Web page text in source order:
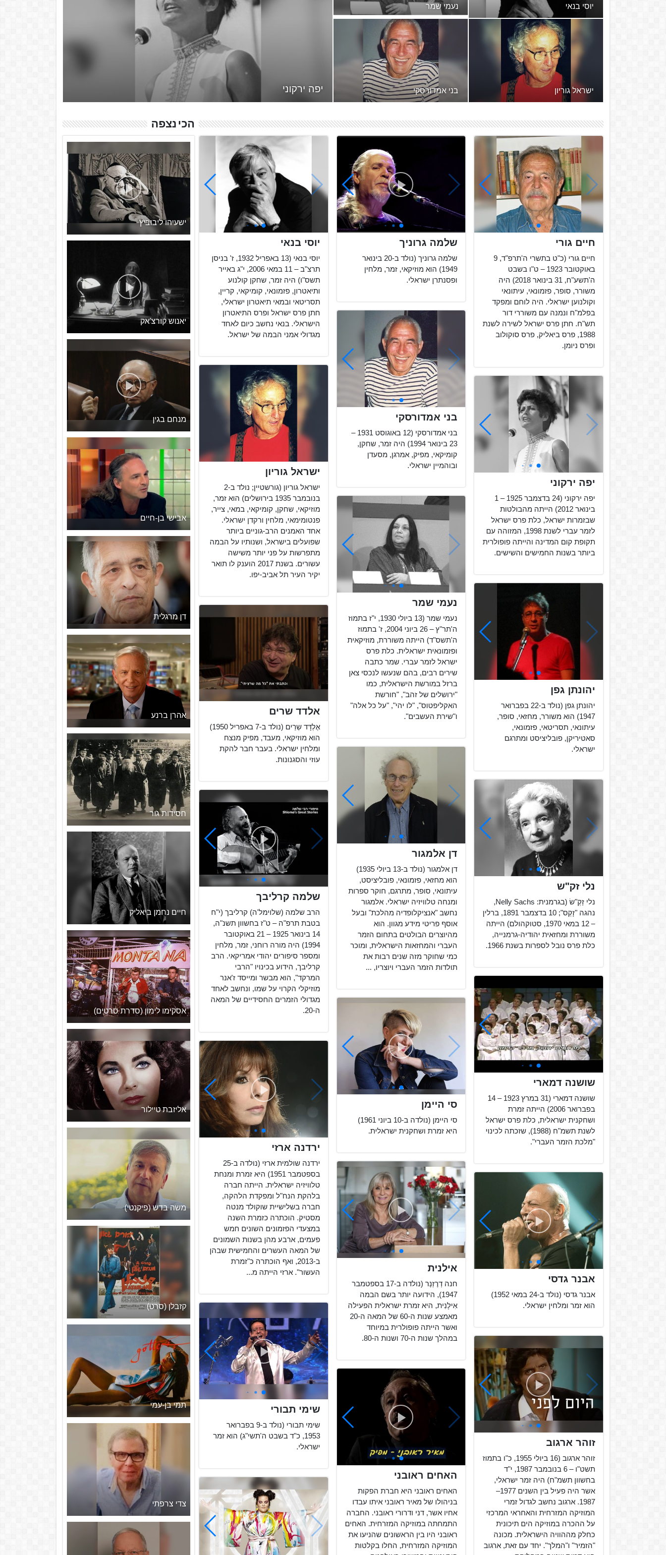
יפה ירקוני
נעמי שמר
בתמוז ה'תשס"ד) הייתה משוררת,
מוזיקאית ופזמונאית ישראלית...
יהונתן גפן
יהונתן גפן (נולד ב-22 בפברואר
1947) הוא משורר, מחזאי, סופר,
עיתונאי, תסריטאי, פזמונאי,
סאטיריקן, פובליציסט ומתרגם
אלדד שרים
מנצח ומלחין ישראלי. בעבר חבר
להקת עוזי והסגנונות.
דן אלמגור
עיתונאי, סופר, מתרגם, חוקר
ספרות ומנחה טלוויזיה ישראל...
חיים גורי
חיים גורי (כ"ט בתשרי ה'תרפ"ד, 9
באוקטובר 1923 – ט"ו בשבט
ה'תשע"ח, 31 בינואר 2018) היה
משורר, סופר, פזמונאי, עיתונאי
וקולנוען ישראלי. היה לוחם ומפקד
בפלמ"ח ונמנה עם משוררי דור
תש"ח. חתן פרס ישראל לשירה לשנת
1988, פרס ביאליק, פרס סוקולוב
ופרס ניומן.
שלמה גרוניך
שלמה גרוניך (נולד ב-20 בינואר
1949) הוא מוזיקאי, זמר, מלחין
ופסנתרן ישראלי.
יוסי בנאי
יוסי בנאי (13 באפריל 1932, ז' בניסן
תרצ"ב – 11 במאי 2006, י"ג באייר
תשס"ו) היה זמר, שחקן קולנוע
ותיאטרון, פזמונאי, קומיקאי, קריין,
תסריטאי ובמאי תיאטרון ישראלי,
חתן פרס ישראל ופרס התיאטרון
הישראלי. בנאי נחשב כיום לאחד
מגדולי אמני הבמה של ישראל.
בני אמדורסקי
בני אמדורסקי (12 באוגוסט 1931 –
23 בינואר 1994) היה זמר, שחקן,
קומיקאי, מפיק, אמרגן, מסעדן
ובוהמיין ישראלי.
ישראל גוריון
ישראל גוריון (גורשטיין; נולד ב-2
בנובמבר 1935 בירושלים) הוא זמר,
מוזיקאי, שחקן, קומיקאי, במאי, צייר,
פנטומימאי, מלחין ורקדן ישראלי.
אחד האמנים הרב-גוניים ביותר
שפועלים בישראל, ושנותיו על הבמה
מתפרשות על פני יותר משישה
עשורים. בשנת 2017 הוענק לו תואר
יקיר העיר תל אביב-יפו.
יפה ירקוני
יפה ירקוני (24 בדצמבר 1925 – 1
בינואר 2012) הייתה מהבולטות
שבזמרות ישראל, כלת פרס ישראל
לזמר עברי לשנת 1998, המזוהה עם
תקופת קום המדינה והייתה פופולרית
ביותר בשנות החמישים והשישים.
נעמי שמר
נעמי שמר (13 ביולי 1930, י"ז בתמוז
ה'תר"ץ – 26 ביוני 2004, ז' בתמוז
ה'תשס"ד) הייתה משוררת, מוזיקאית
ופזמונאית ישראלית. כלת פרס
ישראל לזמר עברי. שמר כתבה
שירים רבים, בהם שנעשו לנכסי צאן
ברזל במורשת הישראלית, כמו
"ירושלים של זהב", "חורשת
האקליפטוס", "לו יהי", "על כל אלה"
ו"שירת העשבים".
יהונתן גפן
יהונתן גפן (נולד ב-22 בפברואר
1947) הוא משורר, מחזאי, סופר,
עיתונאי, תסריטאי, פזמונאי,
סאטיריקן, פובליציסט ומתרגם
ישראלי.
אלדד שרים
אֶלְדָּד שְרֵים (נולד ב-7 באפריל 1950)
הוא מוזיקאי, מעבד, מפיק מנצח
ומלחין ישראלי. בעבר חבר להקת
עוזי והסגנונות.
דן אלמגור
דן אלמגור (נולד ב-13 ביולי 1935)
הוא מחזאי, פזמונאי, פובליציסט,
עיתונאי, סופר, מתרגם, חוקר ספרות
ומנחה טלוויזיה ישראלי. אלמגור
נחשב "אנציקלופדיה מהלכת" ובעל
אוסף פריטי מידע מגוון. הוא
מהיוצרים הבולטים בתחום הזמר
העברי והמחזאות הישראלית, ומוכר
כמי שחוקר מזה שנים רבות את
תולדות הזמר העברי ויוצריו, ...
נלי זק"ש
נלי זַקְ"שׂ (בגרמנית: Nelly Sachs,
נהגה "זָקְס"; 10 בדצמבר 1891, ברלין
– 12 במאי 1970, סטוקהולם) הייתה
משוררת ומחזאית יהודיה-גרמנייה,
כלת פרס נובל לספרות בשנת 1966.
שלמה קרליבך
הרב שלמה (שלוימל'ה) קרליבך (י"ח
בטבת תרפ"ה – ט"ז בחשוון תשנ"ה,
14 בינואר 1925 – 21 באוקטובר
1994) היה מורה רוחני, זמר, מלחין
ומספר סיפורים יהודי אמריקאי. הרב
קרליבך, הידוע בכינויו "הרבי
המרקד", הוא מבשר ומייסד ז'אנר
מוזיקלי הקרוי על שמו, ונחשב לאחד
מגדולי הזמרים החסידיים של המאה
ה-20.
שושנה דמארי
שושנה דמארי (31 במרץ 1923‏ – 14
בפברואר 2006) הייתה זמרת
ושחקנית ישראלית, כלת פרס ישראל
לשנת תשמ"ח (1988), שזכתה לכינוי
"מלכת הזמר העברי".
סי היימן
סי היימן (נולדה ב-10 ביוני 1961)
היא זמרת ושחקנית ישראלית.
ירדנה ארזי
ירדנה שולמית ארזי (נולדה ב-25
בספטמבר 1951) היא זמרת ומנחת
טלוויזיה ישראלית. הייתה חברה
בלהקת הנח"ל ומפקדת הלהקה,
חברה בשלישיית שוקולד מנטה
מסטיק. הוכתרה כזמרת השנה
במצעדי הפזמונים השונים חמש
פעמים, ארבע מהן בשנות השמונים
של המאה העשרים והחמישית שבהן
ב-2013, ואף הוכתרה כ"זמרת
העשור". ארזי הייתה מ...
אילנית
חנה דְרֶזְנְר (נולדה ב-17 בספטמבר
1947), הידועה יותר בשם הבמה
אִילָנִית, היא זמרת ישראלית הפעילה
מאמצע שנות ה-60 של המאה ה-20
ואשר הייתה פופולרית במיוחד
במהלך שנות ה-70 ושנות ה-80.
אבנר גדסי
אבנר גדסי (נולד ב-24 במאי 1952)
הוא זמר ומלחין ישראלי.
שימי תבורי
שימי תבורי (נולד ב-9 בפברואר
1953, כ"ד בשבט ה'תשי"ג) הוא זמר
ישראלי.
זוהר ארגוב
זוהר ארגוב (16 ביולי 1955, כ"ו בתמוז
תשט"ו – 6 בנובמבר 1987, י"ד
בחשוון תשמ"ח) היה זמר ישראלי,
אשר היה פעיל בין השנים 1977–
1987. ארגוב נחשב לגדול זמרי
המוזיקה המזרחית והאחראי המרכזי
על ההכרה במוזיקה הים תיכונית
כחלק מההוויה הישראלית. מכונה
"הזמיר" ו"המלך". יחד עם זאת, ארגוב
האחים ראובני
האחים ראובני היא חברת הפקות
בניהולו של מאיר ראובני איתו עבדו
אחיו אשר, דני ודרורי ראובני. החברה
התמחתה במוזיקה המזרחית. האחים
ראובני היו בין הראשונים שהניעו את
המוזיקה המזרחית, החלו בקלטות
הכי נצפה
ישעיהו ליבוביץ
יאנוש קורצ'אק
מנחם בגין
אבישי בן-חיים
דן מרגלית
אהרן ברנע
חסידות גור
חיים נחמן ביאליק
אסקימו לימון (סדרת סרטים)
אליזבת טיילור
משה בדש (פיקנטי)
קזבלן (סרט)
תמי בן-עמי
צדי צרפתי